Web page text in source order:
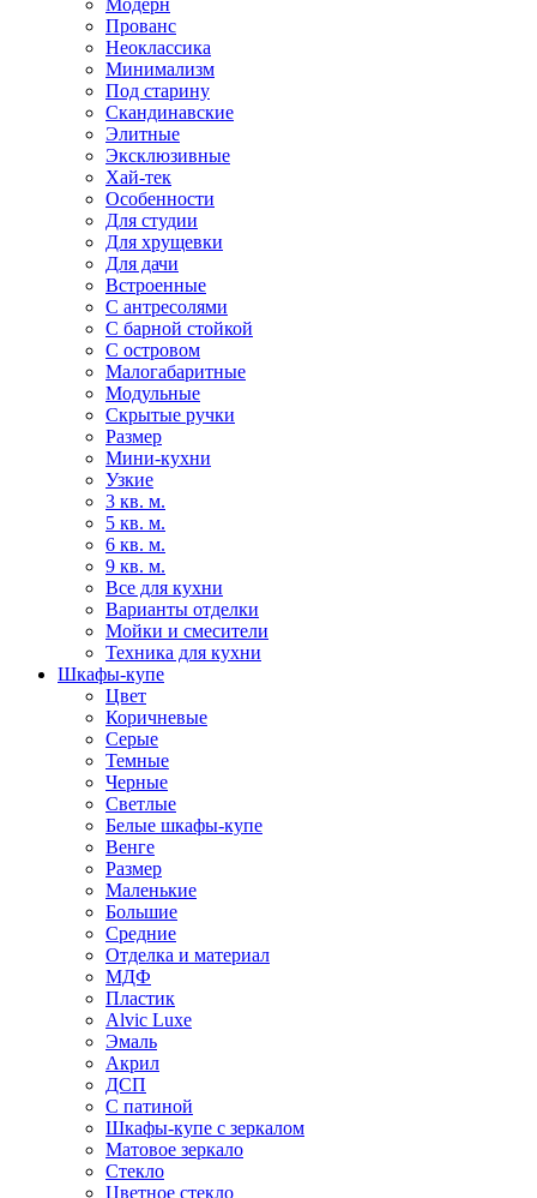
Модерн
Прованс
Неоклассика
Минимализм
Под старину
Скандинавские
Элитные
Эксклюзивные
Хай-тек
Особенности
Для студии
Для хрущевки
Для дачи
Встроенные
С антресолями
С барной стойкой
С островом
Малогабаритные
Модульные
Скрытые ручки
Размер
Мини-кухни
Узкие
3 кв. м.
5 кв. м.
6 кв. м.
9 кв. м.
Все для кухни
Варианты отделки
Мойки и смесители
Техника для кухни
Шкафы-купе
Цвет
Коричневые
Серые
Темные
Черные
Светлые
Белые шкафы-купе
Венге
Размер
Маленькие
Большие
Средние
Отделка и материал
МДФ
Пластик
Alvic Luxe
Эмаль
Акрил
ДСП
С патиной
Шкафы-купе с зеркалом
Матовое зеркало
Стекло
Цветное стекло